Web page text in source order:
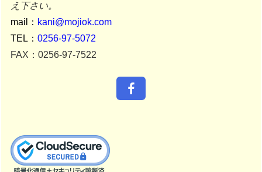
え下さい。
mail： kani@mojiok.com
TEL：0256-97-5072
FAX：0256-97-7522